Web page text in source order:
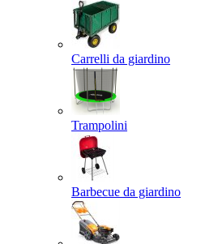
Carrelli da giardino
Trampolini
Barbecue da giardino